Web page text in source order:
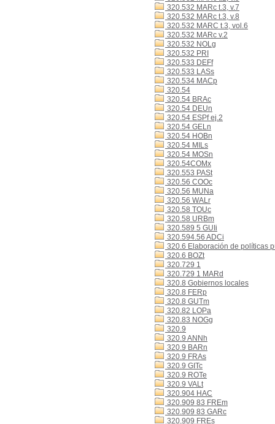
320.532 MARc t.3, v.7
320.532 MARc t.3, v.8
320.532 MARC t.3, vol.6
320.532 MARc v.2
320.532 NOLg
320.532 PRI
320.533 DEFf
320.533 LASs
320.534 MACp
320.54
320.54 BRAc
320.54 DEUn
320.54 ESPf ej.2
320.54 GELn
320.54 HOBn
320.54 MILs
320.54 MOSn
320.54COMx
320.553 PASt
320.56 COOc
320.56 MUNa
320.56 WALr
320.58 TOUc
320.58 URBm
320.589 5 GUIi
320.594.56 ADCi
320.6 Elaboración de políticas
320.6 BOZt
320.729 1
320.729 1 MARd
320.8 Gobiernos locales
320.8 FERp
320.8 GUTm
320.82 LOPa
320.83 NOGg
320.9
320.9 ANNh
320.9 BARn
320.9 FRAs
320.9 GITc
320.9 ROTe
320.9 VALt
320.904 HAC
320.909 83 FREm
320.909 83 GARc
320.909 FREs